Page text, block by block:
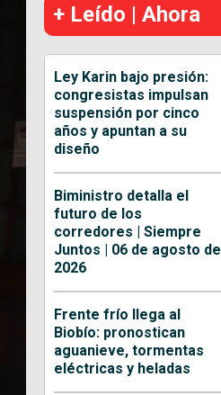
+ Leído | Ahora
Ley Karin bajo presión:
congresistas impulsan
suspensión por cinco
años y apuntan a su
diseño
Biministro detalla el
futuro de los
corredores | Siempre
Juntos | 06 de agosto de
2026
Frente frío llega al
Biobío: pronostican
aguanieve, tormentas
eléctricas y heladas